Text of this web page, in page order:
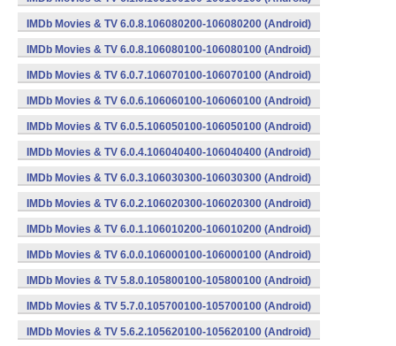
IMDb Movies & TV 6.0.8.106080200-106080200 (Android)
IMDb Movies & TV 6.0.8.106080100-106080100 (Android)
IMDb Movies & TV 6.0.7.106070100-106070100 (Android)
IMDb Movies & TV 6.0.6.106060100-106060100 (Android)
IMDb Movies & TV 6.0.5.106050100-106050100 (Android)
IMDb Movies & TV 6.0.4.106040400-106040400 (Android)
IMDb Movies & TV 6.0.3.106030300-106030300 (Android)
IMDb Movies & TV 6.0.2.106020300-106020300 (Android)
IMDb Movies & TV 6.0.1.106010200-106010200 (Android)
IMDb Movies & TV 6.0.0.106000100-106000100 (Android)
IMDb Movies & TV 5.8.0.105800100-105800100 (Android)
IMDb Movies & TV 5.7.0.105700100-105700100 (Android)
IMDb Movies & TV 5.6.2.105620100-105620100 (Android)